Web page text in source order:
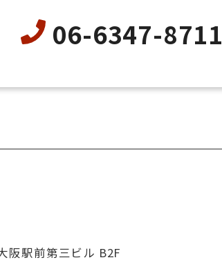
06-6347-8711
阪駅前第三ビル B2F